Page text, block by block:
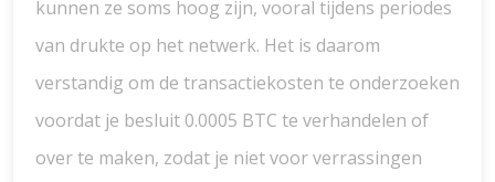
kunnen ze soms hoog zijn, vooral tijdens periodes
van drukte op het netwerk. Het is daarom
verstandig om de transactiekosten te onderzoeken
voordat je besluit 0.0005 BTC te verhandelen of
over te maken, zodat je niet voor verrassingen